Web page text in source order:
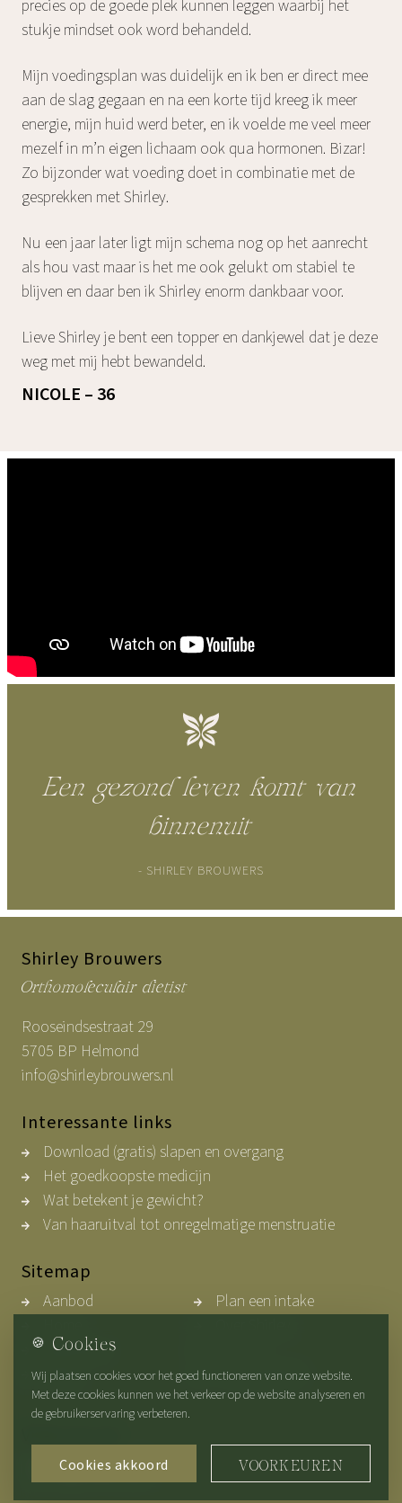
precies op de goede plek kunnen leggen waarbij het
stukje mindset ook word behandeld.
‌Mijn voedingsplan was duidelijk en ik ben er direct mee
aan de slag gegaan en na een korte tijd kreeg ik meer
energie, mijn huid werd beter, en ik voelde me veel meer
mezelf in m’n eigen lichaam ook qua hormonen. Bizar!
Zo bijzonder wat voeding doet in combinatie met de
gesprekken met Shirley.‌
Nu een jaar later ligt mijn schema nog op het aanrecht
als hou vast maar is het me ook gelukt om stabiel te
blijven en daar ben ik Shirley enorm dankbaar voor.
Lieve Shirley je bent een topper en dankjewel dat je deze
weg met mij hebt bewandeld.
NICOLE – 36
Een gezond leven komt van
binnenuit
- SHIRLEY BROUWERS
Shirley Brouwers
Orthomoleculair dietist
Rooseindsestraat 29
5705 BP Helmond
info@shirleybrouwers.nl
Interessante links
Download (gratis) slapen en overgang
Het goedkoopste medicijn
Wat betekent je gewicht?
Van haaruitval tot onregelmatige menstruatie
Sitemap
Aanbod
Plan een intake
Werkwijze
Blogs
Privacybeleid
🍪 Cookies
Wij plaatsen cookies voor het goed functioneren van onze website.
Met deze cookies kunnen we het verkeer op de website analyseren en
de gebruikerservaring verbeteren.
Cookies akkoord VOORKEUREN